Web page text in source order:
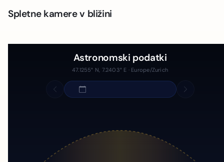
Spletne kamere v bližini
Astronomski podatki
47.1255° N, 7.2403° E · Europe/Zurich